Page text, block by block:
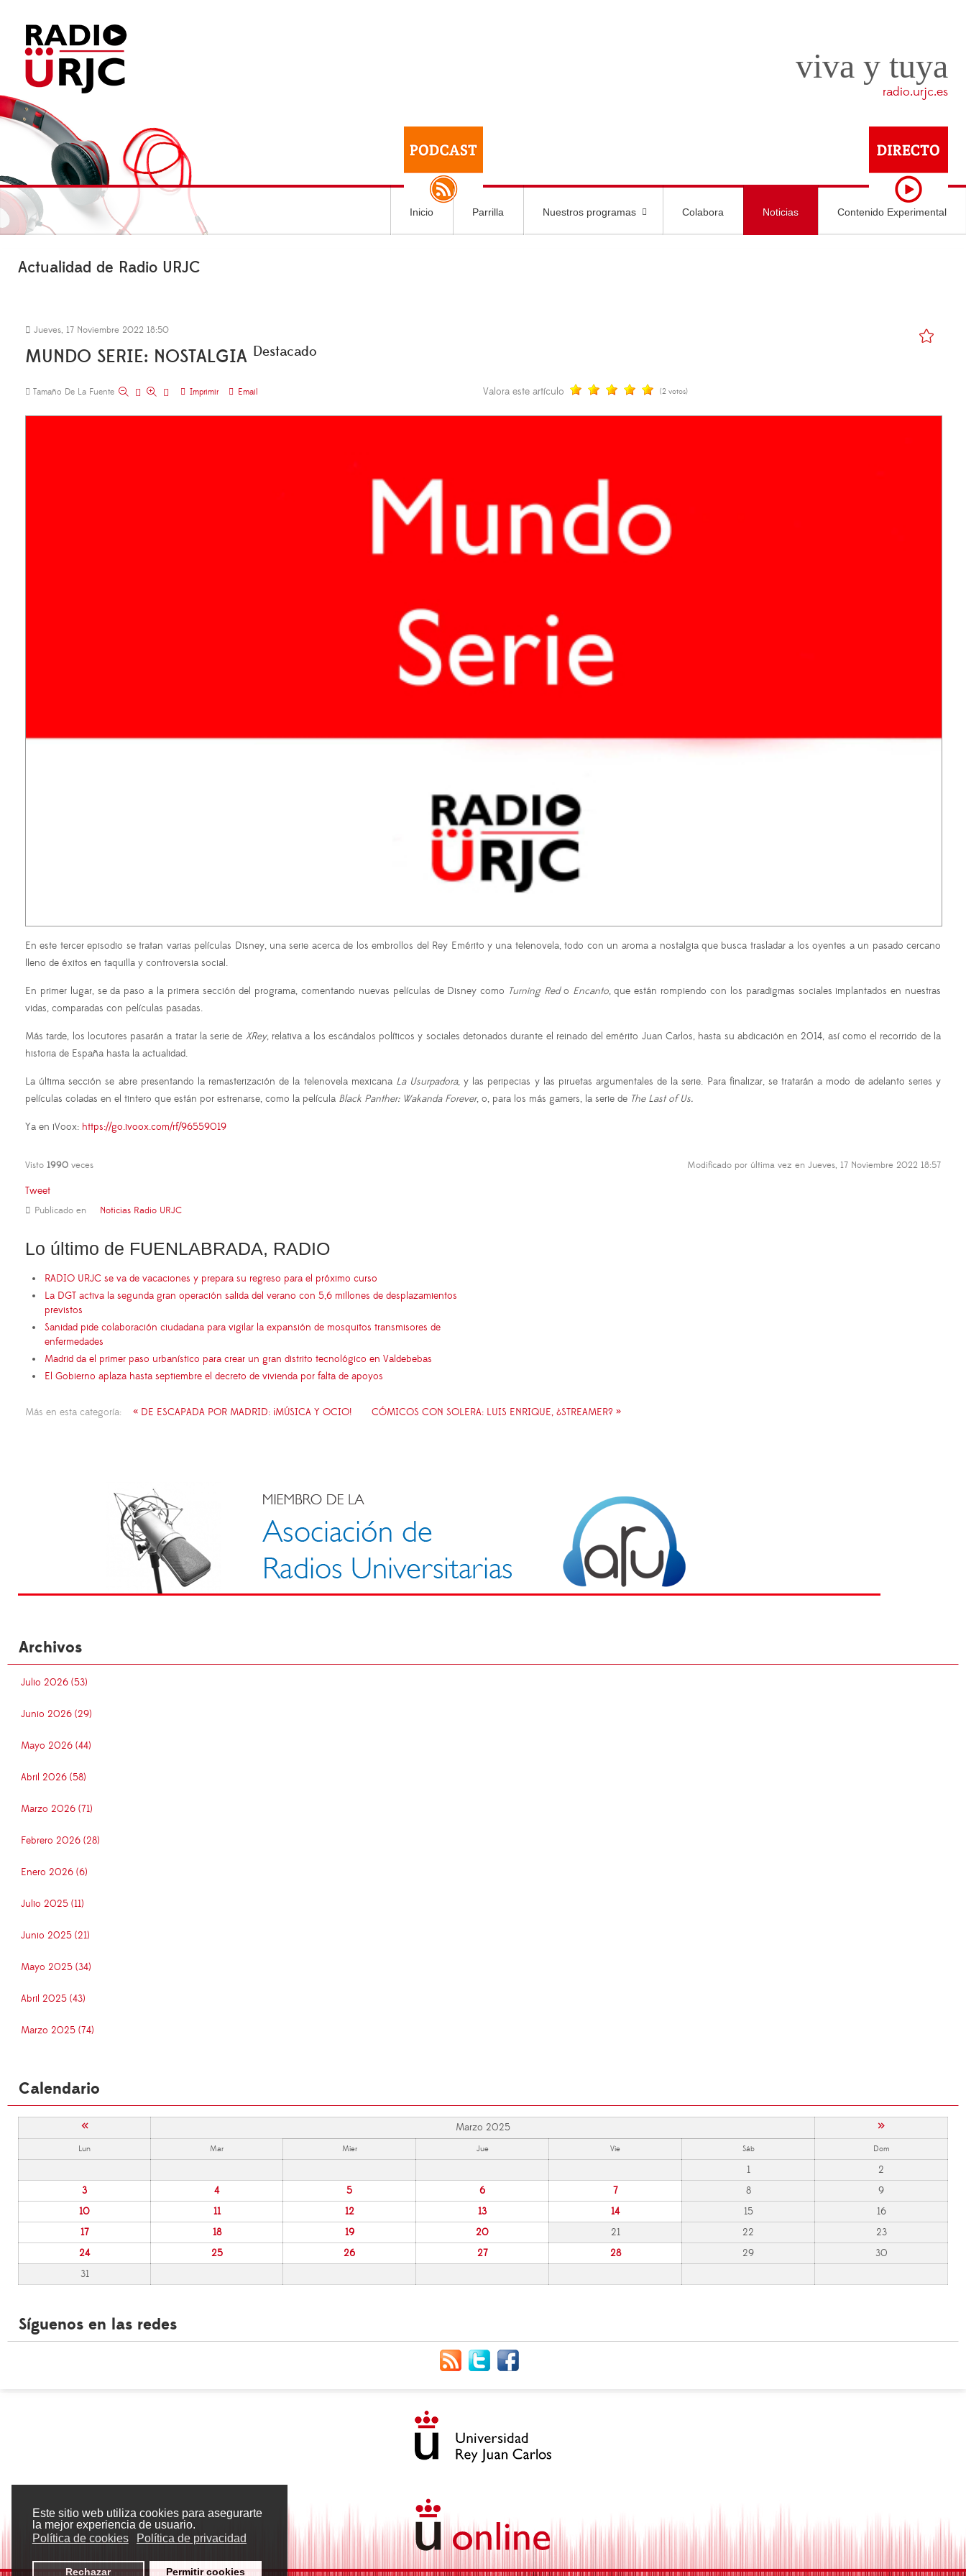
Este sitio web utiliza cookies para asegurarte
la mejor experiencia de usuario.
Política de cookies
Política de privacidad
Rechazar Permitir cookies
viva y tuya
radio.urjc.es
Inicio Parrilla Nuestros programas Colabora Noticias Contenido Experimental
Actualidad de Radio URJC
Jueves, 17 Noviembre 2022 18:50
MUNDO SERIE: NOSTALGIA Destacado
Tamaño De La Fuente Imprimir Email Valora este artículo (2 votos)
En este tercer episodio se tratan varias películas Disney, una serie acerca de los embrollos del Rey Emérito y una telenovela, todo con un aroma a nostalgia que busca trasladar a los oyentes a un pasado cercano
lleno de éxitos en taquilla y controversia social.
En primer lugar, se da paso a la primera sección del programa, comentando nuevas películas de Disney como Turning Redo Encanto, que están rompiendo con los paradigmas sociales implantados en nuestras
vidas, comparadas con películas pasadas.
Más tarde, los locutores pasarán a tratar la serie de XRey, relativa a los escándalos políticos y sociales detonados durante el reinado del emérito Juan Carlos, hasta su abdicación en 2014, así como el recorrido de la
historia de España hasta la actualidad.
La última sección se abre presentando la remasterización de la telenovela mexicana La Usurpadora, y las peripecias y las piruetas argumentales de la serie. Para finalizar, se tratarán a modo de adelanto series y
películas coladas en el tintero que están por estrenarse, como la película Black Panther: Wakanda Forever, o, para los más gamers, la serie de The Last of Us.
Ya en iVoox: https://go.ivoox.com/rf/96559019
Visto 1990 veces Modificado por última vez en Jueves, 17 Noviembre 2022 18:57
Tweet
Publicado en Noticias Radio URJC
Lo último de FUENLABRADA, RADIO
RADIO URJC se va de vacaciones y prepara su regreso para el próximo curso
La DGT activa la segunda gran operación salida del verano con 5,6 millones de desplazamientos
previstos
Sanidad pide colaboración ciudadana para vigilar la expansión de mosquitos transmisores de
enfermedades
Madrid da el primer paso urbanístico para crear un gran distrito tecnológico en Valdebebas
El Gobierno aplaza hasta septiembre el decreto de vivienda por falta de apoyos
Más en esta categoría: « DE ESCAPADA POR MADRID: ¡MÚSICA Y OCIO! CÓMICOS CON SOLERA: LUIS ENRIQUE, ¿STREAMER? »
Archivos
Julio 2026 (53)
Junio 2026 (29)
Mayo 2026 (44)
Abril 2026 (58)
Marzo 2026 (71)
Febrero 2026 (28)
Enero 2026 (6)
Julio 2025 (11)
Junio 2025 (21)
Mayo 2025 (34)
Abril 2025 (43)
Marzo 2025 (74)
Calendario
« Marzo 2025 »
Lun Mar Mier Jue Vie Sáb Dom
1
2
3
4 5 6 7 8
9
10
11 12 13 14 15
16
17
18 19 20 21 22
23
24
25 26 27 28 29
30
31
Síguenos en las redes